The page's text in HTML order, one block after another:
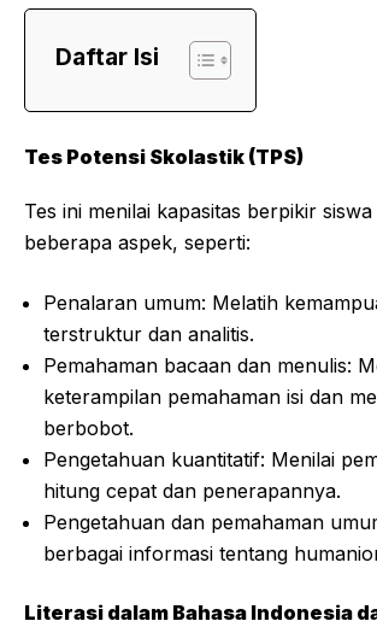
Daftar Isi
Tes Potensi Skolastik (TPS)
Tes ini menilai kapasitas berpikir
beberapa aspek, seperti:
Penalaran umum: Melatih
terstruktur dan analitis.
Pemahaman bacaan dan menulis:
keterampilan pemahaman isi dan
berbobot.
Pengetahuan kuantitatif: Menilai
hitung cepat dan penerapannya.
Pengetahuan dan pemahaman
berbagai informasi tentang
Literasi dalam Bahasa Indonesia